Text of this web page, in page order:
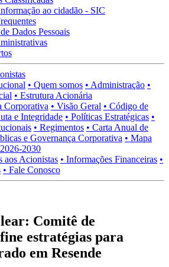
ao cidadão - SIC
Dados Pessoais
• Quem somos • Administração •
• Estrutura Acionária
Corporativa • Visão Geral • Código de
e Integridade • Políticas Estratégicas •
• Regimentos • Carta Anual de
e Governança Corporativa • Mapa
2030
aos Acionistas • Informações Financeiras •
• Fale Conosco
Comitê de
estratégias para
em Resende